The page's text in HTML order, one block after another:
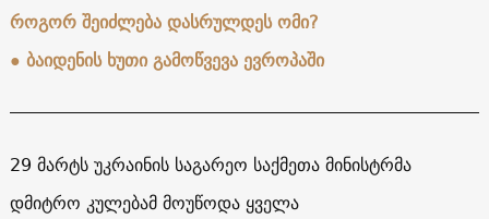
როგორ შეიძლება დასრულდეს ომი?
● ბაიდენის ხუთი გამოწვევა ევროპაში
29 მარტს უკრაინის საგარეო საქმეთა მინისტრმა
დმიტრო კულებამ მოუწოდა ყველა